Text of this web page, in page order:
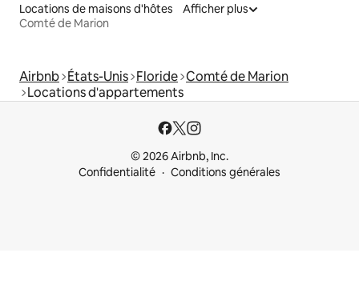
Locations de maisons d'hôtes
Comté de Marion
Afficher plus
Airbnb États-Unis Floride Comté de Marion
Locations d'appartements
© 2026 Airbnb, Inc.
Confidentialité
Conditions générales